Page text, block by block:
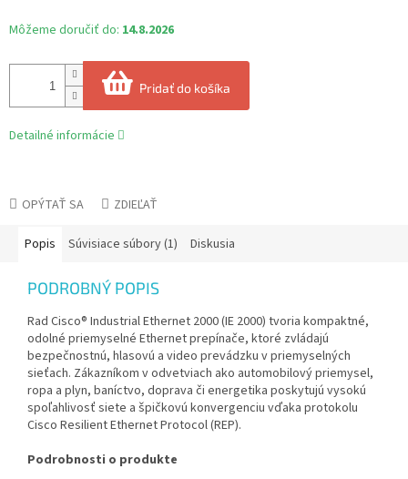
Môžeme doručiť do: 14.8.2026
Pridať do košíka
Detailné informácie
OPÝTAŤ SA ZDIEĽAŤ
Popis Súvisiace súbory (1) Diskusia
PODROBNÝ POPIS
Rad Cisco® Industrial Ethernet 2000 (IE 2000) tvoria kompaktné,
odolné priemyselné Ethernet prepínače, ktoré zvládajú
bezpečnostnú, hlasovú a video prevádzku v priemyselných
sieťach. Zákazníkom v odvetviach ako automobilový priemysel,
ropa a plyn, baníctvo, doprava či energetika poskytujú vysokú
spoľahlivosť siete a špičkovú konvergenciu vďaka protokolu
Cisco Resilient Ethernet Protocol (REP).
Podrobnosti o produkte